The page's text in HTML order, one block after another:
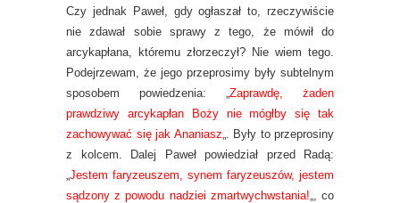
Czy jednak Paweł, gdy ogłaszał to, rzeczywiście
nie zdawał sobie sprawy z tego, że mówił do
arcykapłana, któremu złorzeczył? Nie wiem tego.
Podejrzewam, że jego przeprosimy były subtelnym
sposobem powiedzenia: „ Zaprawdę, żaden
prawdziwy arcykapłan Boży nie mógłby się tak
zachowywać się jak Ananiasz „. Były to przeprosiny
z kolcem. Dalej Paweł powiedział przed Radą:
Jestem faryzeuszem, synem faryzeuszów, jestem
sądzony z powodu nadziei zmartwychwstania! „, co